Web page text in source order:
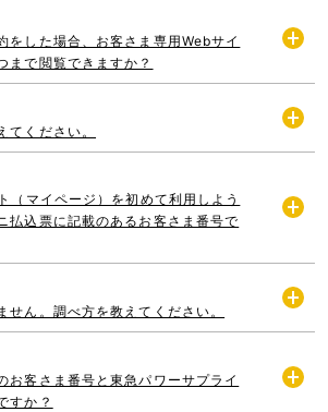
をした場合、お客さま専用Webサイ
まで閲覧できますか？
く
てください。
（マイページ）を初めて利用しよう
払込票に記載のあるお客さま番号で
せん。調べ方を教えてください。
お客さま番号と東急パワーサプライ
すか？